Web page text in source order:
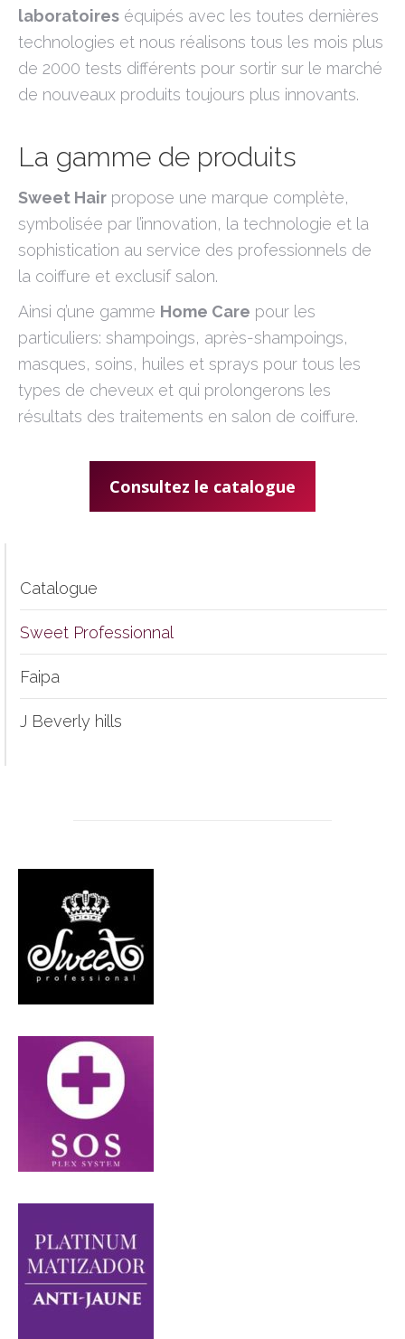
laboratoires équipés avec les toutes dernières
technologies et nous réalisons tous les mois plus
de 2000 tests différents pour sortir sur le marché
de nouveaux produits toujours plus innovants.
La gamme de produits
Sweet Hair propose une marque complète,
symbolisée par l’innovation, la technologie et la
sophistication au service des professionnels de
la coiffure et exclusif salon.
Ainsi q’une gamme Home Care pour les
particuliers: shampoings, après-shampoings,
masques, soins, huiles et sprays pour tous les
types de cheveux et qui prolongerons les
résultats des traitements en salon de coiffure.
Consultez le catalogue
Catalogue
Sweet Professionnal
Faipa
J Beverly hills